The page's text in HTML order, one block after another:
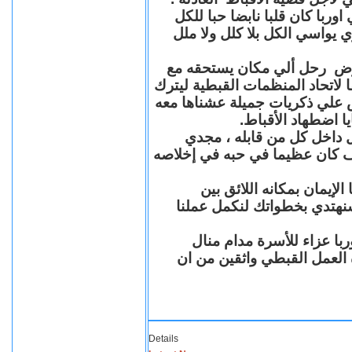
كان قلبا نابضا حبا للكل
يواسي الكل بلا كلل ولا ملل
رحل ألي مكان يستحقه مع
المنظمات القبطية ليترك
علي ذكريات جميلة عشناها معه
اضطهاد الأقباط.
داخل كل من قابله ، مجدي
عظيما في حبه في إخلاصه
بمكانه اللائق بين
بخطواتك لنكمل عملنا
عزاء للأسرة مدام منال
العمل القبطي واثقين من ان
Details